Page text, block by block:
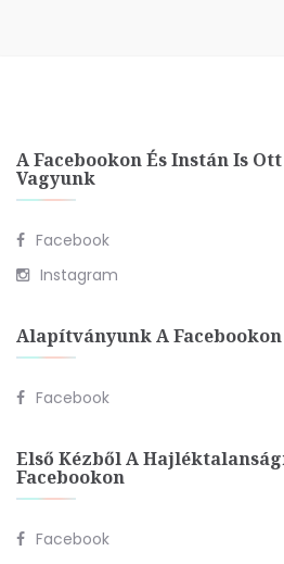
A Facebookon És Instán Is Ott
Vagyunk
Facebook
Instagram
Alapítványunk A Facebookon
Facebook
Első Kézből A
Facebookon
Facebook